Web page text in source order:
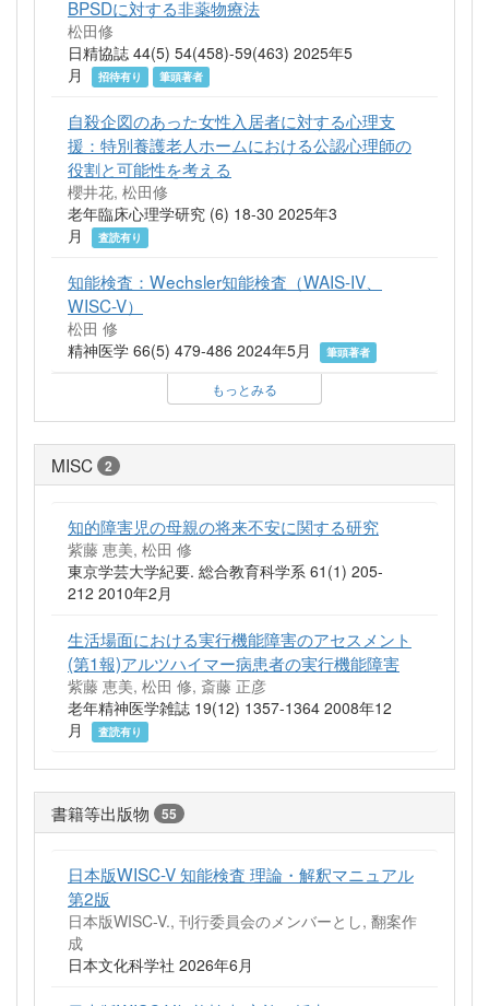
BPSDに対する非薬物療法
松田修
日精協誌 44(5) 54(458)-59(463) 2025年5
月
招待有り 筆頭著者
自殺企図のあった女性入居者に対する心理支
援：特別養護老人ホームにおける公認心理師の
役割と可能性を考える
櫻井花, 松田修
老年臨床心理学研究 (6) 18-30 2025年3
月
査読有り
知能検査：Wechsler知能検査（WAIS-IV、
WISC-V）
松田 修
精神医学 66(5) 479-486 2024年5月
筆頭著者
もっとみる
MISC 2
知的障害児の母親の将来不安に関する研究
紫藤 恵美, 松田 修
東京学芸大学紀要. 総合教育科学系 61(1) 205-
212 2010年2月
生活場面における実行機能障害のアセスメント
(第1報)アルツハイマー病患者の実行機能障害
紫藤 恵美, 松田 修, 斎藤 正彦
老年精神医学雑誌 19(12) 1357-1364 2008年12
月
査読有り
書籍等出版物 55
日本版WISC-V 知能検査 理論・解釈マニュアル
第2版
日本版WISC-V., 刊行委員会のメンバーとし, 翻案作
成
日本文化科学社 2026年6月